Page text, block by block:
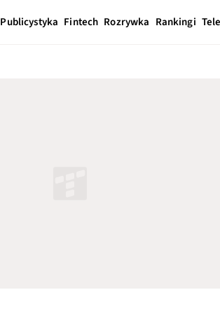
Publicystyka Fintech Rozrywka Rankingi